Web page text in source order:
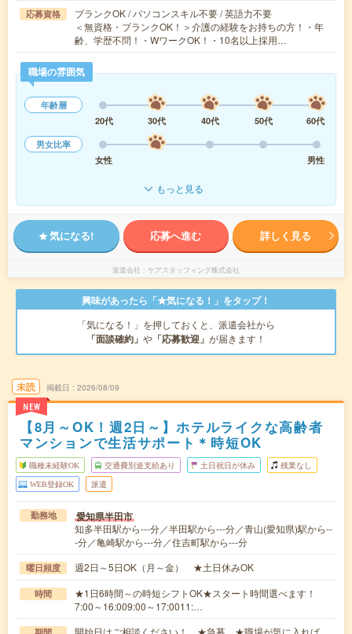
応募資格
ブランクOK / パソコンスキル不要 / 英語力不要
＜無資格・ブランクOK！＞介護の経験をお持ちの方！・年
齢、学歴不問！・WワークOK！・10名以上採用…
職場の雰囲気
年齢層
20代
30代 40代 50代
60代
男女比率
女性
男性
もっと見る
気になる! 応募へ進む 詳しく見る
派遣会社 ケアスタッフィング株式会社
興味があったら「★気になる！」をタップ！
「気になる！」を押しておくと、派遣会社から
「面談確約」 や 「応募歓迎」 が届きます！
未読
NEW
掲載日 2026/08/09
【8月～OK！週2日～】ホテルライクな高齢者
マンションで生活サポート＊時短OK
職種未経験OK 交通費別途支給あり 土日祝日が休み 残業なし
WEB登録OK 派遣
勤務地 愛知県半田市
知多半田駅から---分／半田駅から---分／青山(愛知県)駅から--
-分／亀崎駅から---分／住吉町駅から---分
曜日頻度 週2日～5日OK（月～金） ★土日休みOK
時間
★1日6時間～の時短シフトOK★スタート時間選べます！
7:00～16:009:00～17:0011:…
開始日はご相談ください！ ★急募 ★職場が気に入れば、